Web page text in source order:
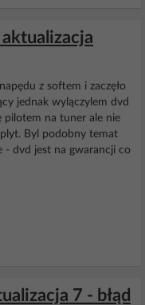
z softem i zaczęło
jednak wylączylem dvd
pilotem na tuner ale nie
Byl podobny temat
- dvd jest na gwarancji co
7 - błąd